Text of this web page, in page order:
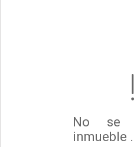
No se
inmueble .